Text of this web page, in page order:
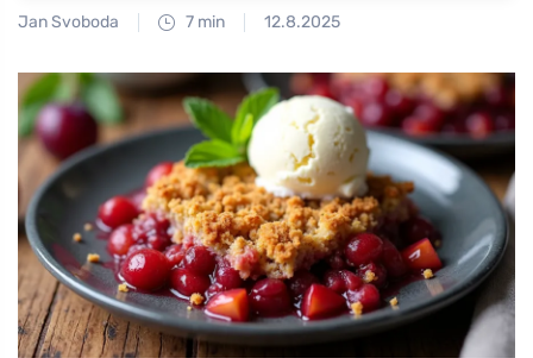
Jan Svoboda 7 min 12.8.2025